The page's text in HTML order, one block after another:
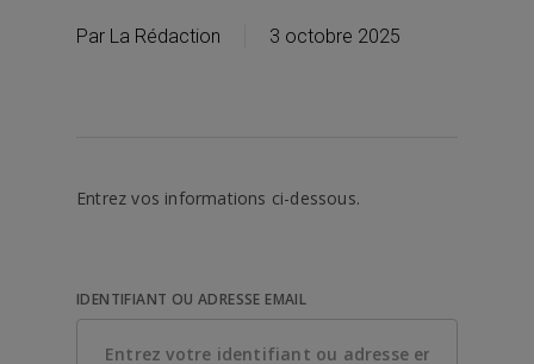
Par La Rédaction 3 octobre 2025
Entrez vos informations ci-dessous.
IDENTIFIANT OU ADRESSE EMAIL